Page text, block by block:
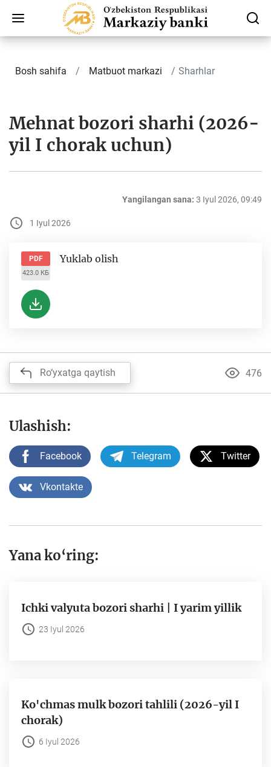
Bosh sahifa Matbuot markazi Sharhlar
Mehnat bozori sharhi (2026-
yil I chorak uchun)
Yangilangan sana: 3 Iyul 2026, 09:49
1 Iyul 2026
PDF
423.0 КБ
Yuklab olish
Ro‘yxatga qaytish 476
Ulashish:
Facebook Telegram Twitter
Vkontakte
Yana ko‘ring:
Ichki valyuta bozori sharhi | I yarim yillik
23 Iyul 2026
Ko'chmas mulk bozori tahlili (2026-yil I
chorak)
6 Iyul 2026